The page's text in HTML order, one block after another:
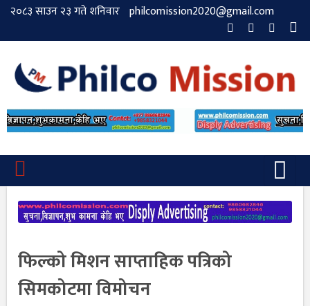
२०८३ साउन २३ गते शनिवार philcomission2020@gmail.com
फिल्को मिशन साप्ताहिक पत्रिको
सिमकोटमा विमोचन